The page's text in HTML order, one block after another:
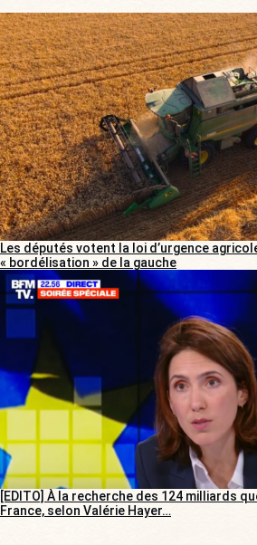
Les députés votent la loi d’urgence
« bordélisation » de la gauche
[EDITO] À la recherche des 124 milliards
France, selon Valérie Hayer…